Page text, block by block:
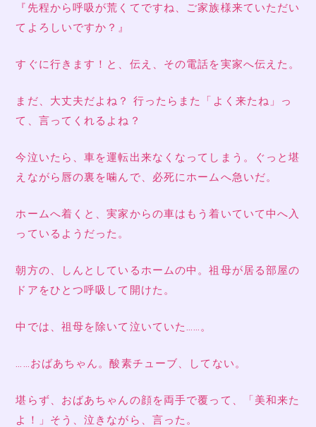
『先程から呼吸が荒くてですね、ご家族様来ていただい
てよろしいですか？』
すぐに行きます！と、伝え、その電話を実家へ伝えた。
まだ、大丈夫だよね？ 行ったらまた「よく来たね」っ
て、言ってくれるよね？
今泣いたら、車を運転出来なくなってしまう。ぐっと堪
えながら唇の裏を噛んで、必死にホームへ急いだ。
ホームへ着くと、実家からの車はもう着いていて中へ入
っているようだった。
朝方の、しんとしているホームの中。祖母が居る部屋の
ドアをひとつ呼吸して開けた。
中では、祖母を除いて泣いていた……。
……おばあちゃん。酸素チューブ、してない。
堪らず、おばあちゃんの顔を両手で覆って、「美和来た
よ！」そう、泣きながら、言った。